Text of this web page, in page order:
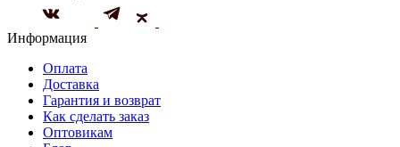
Информация
Оплата
Доставка
Гарантия и возврат
Как сделать заказ
Оптовикам